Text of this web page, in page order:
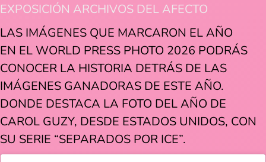
EXPOSICIÓN ARCHIVOS DEL AFECTO
LAS IMÁGENES QUE MARCARON EL AÑO
EN EL WORLD PRESS PHOTO 2026 PODRÁS
CONOCER LA HISTORIA DETRÁS DE LAS
IMÁGENES GANADORAS DE ESTE AÑO.
DONDE DESTACA LA FOTO DEL AÑO DE
CAROL GUZY, DESDE ESTADOS UNIDOS, CON
SU SERIE “SEPARADOS POR ICE”.